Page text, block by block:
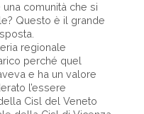
comunità che si
Questo è il grande
regionale
perché quel
e ha un valore
l’essere
Cisl del Veneto